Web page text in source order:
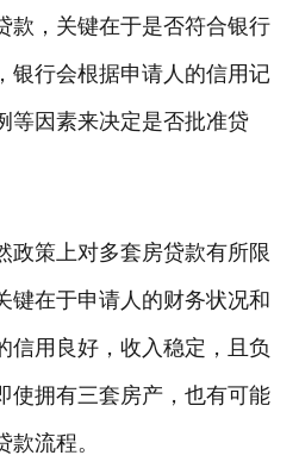
款，关键在于是否符合银行
银行会根据申请人的信用记
等因素来决定是否批准贷
政策上对多套房贷款有所限
键在于申请人的财务状况和
信用良好，收入稳定，且负
使拥有三套房产，也有可能
流程。